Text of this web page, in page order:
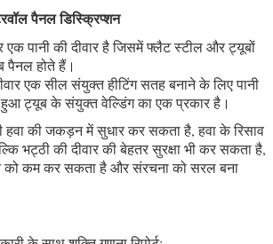
पैनल डिस्क्रिप्शन
एक पानी की दीवार है जिसमें फ्लैट स्टील और ट्यूबों
पैनल होते हैं।
एक सील संयुक्त हीटिंग सतह बनाने के लिए पानी
ट्यूब के संयुक्त वेल्डिंग का एक प्रकार है।
की जकड़न में सुधार कर सकता है, हवा के रिसाव
भट्ठी की दीवार की बेहतर सुरक्षा भी कर सकता है,
को कम कर सकता है और संरचना को सरल बना